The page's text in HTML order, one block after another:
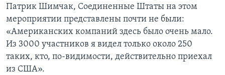
Патрик Шимчак, Соединенные Штаты на этом
мероприятии представлены почти не были:
«Американских компаний здесь было очень мало.
Из 3000 участников я видел только около 250
таких, кто, по-видимости, действительно приехал
из США».